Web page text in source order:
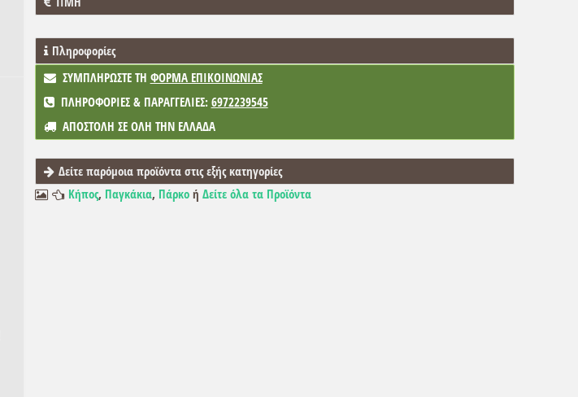
Πληροφορίες
ΣΥΜΠΛΗΡΩΣΤΕ ΤΗ ΦΟΡΜΑ ΕΠΙΚΟΙΝΩΝΙΑΣ
ΠΛΗΡΟΦΟΡΙΕΣ & ΠΑΡΑΓΓΕΛΙΕΣ: 6972239545
ΑΠΟΣΤΟΛΗ ΣΕ ΟΛΗ ΤΗΝ ΕΛΛΑΔΑ
Δείτε παρόμοια προϊόντα στις εξής κατηγορίες
Κήπος, Παγκάκια, Πάρκοή Δείτε όλα τα Προϊόντα